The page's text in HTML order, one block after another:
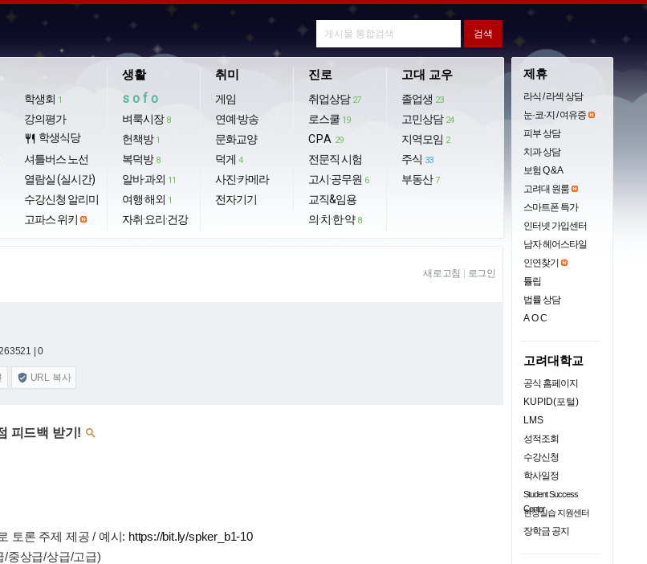
학생회 1
강의평가
restaurant 학생식당
셔틀버스 노선
열람실 (실시간)
수강신청 알리미
고파스 위키
생활
sofo
벼룩시장 8
헌책방 1
복덕방 8
알바·과외 11
여행·해외 1
자취·요리·건강
취미
게임
연예·방송
문화교양
덕게 4
사진·카메라
전자기기
진로
취업상담 27
로스쿨 19
CPA 29
전문직 시험
고시·공무원 6
교직&임용
의·치·한·약 8
고대 교우
졸업생 23
고민상담 24
지역모임 2
주식 33
부동산 7
새로고침 로그인
| 0
 URL 복사
피드백 받기! 
토론 주제 제공 / 예시: https://bit.ly/spker_b1-10
중상급/상급/고급)
제휴
라식 / 라섹 상담
눈·코·지 / 여유증
피부 상담
치과 상담
보험 Q & A
고려대 원룸
스마트폰 특가
인터넷 가입센터
남자 헤어스타일
인연찾기
튤립
법률 상담
AOC
고려대학교
공식 홈페이지
KUPID(포털)
LMS
성적조회
수강신청
학사일정
Student Success
Center
현장실습 지원센터
장학금 공지